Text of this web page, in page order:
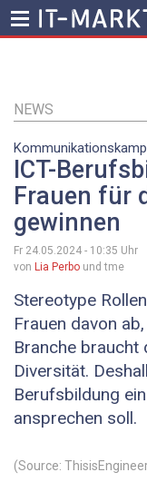
Inhalt
NEWS
ICT-
Frauen für
gewinnen
Fr 24.05.2024 - 10:35 Uhr
von Lia Perbo und tme
Stereotype
Frauen davon
Branche braucht
Diversität.
Berufsbildung
ansprechen soll.
(Source: